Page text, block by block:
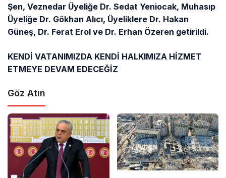
Şen, Veznedar Üyeliğe Dr. Sedat Yeniocak, Muhasıp
Üyeliğe Dr. Gökhan Alıcı, Üyeliklere Dr. Hakan
Güneş, Dr. Ferat Erol ve Dr. Erhan Özeren getirildi.
KENDİ VATANIMIZDA KENDİ HALKIMIZA HİZMET
ETMEYE DEVAM EDECEĞİZ
Göz Atın